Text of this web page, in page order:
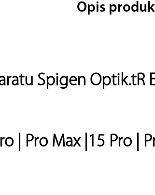
Opis
Spigen Optik.tR
| Pro Max |15 Pro |